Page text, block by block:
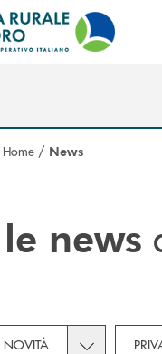
Home / News
news
NOVITÀ Toggle